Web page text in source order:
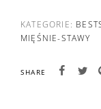
KATEGORIE:
MIĘŚNIE-STAWY
SHARE